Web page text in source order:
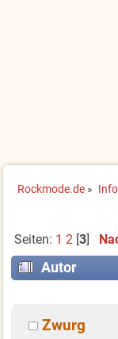
Rockmode.de »
Seiten: 1 2[3]
Autor
Zwurg